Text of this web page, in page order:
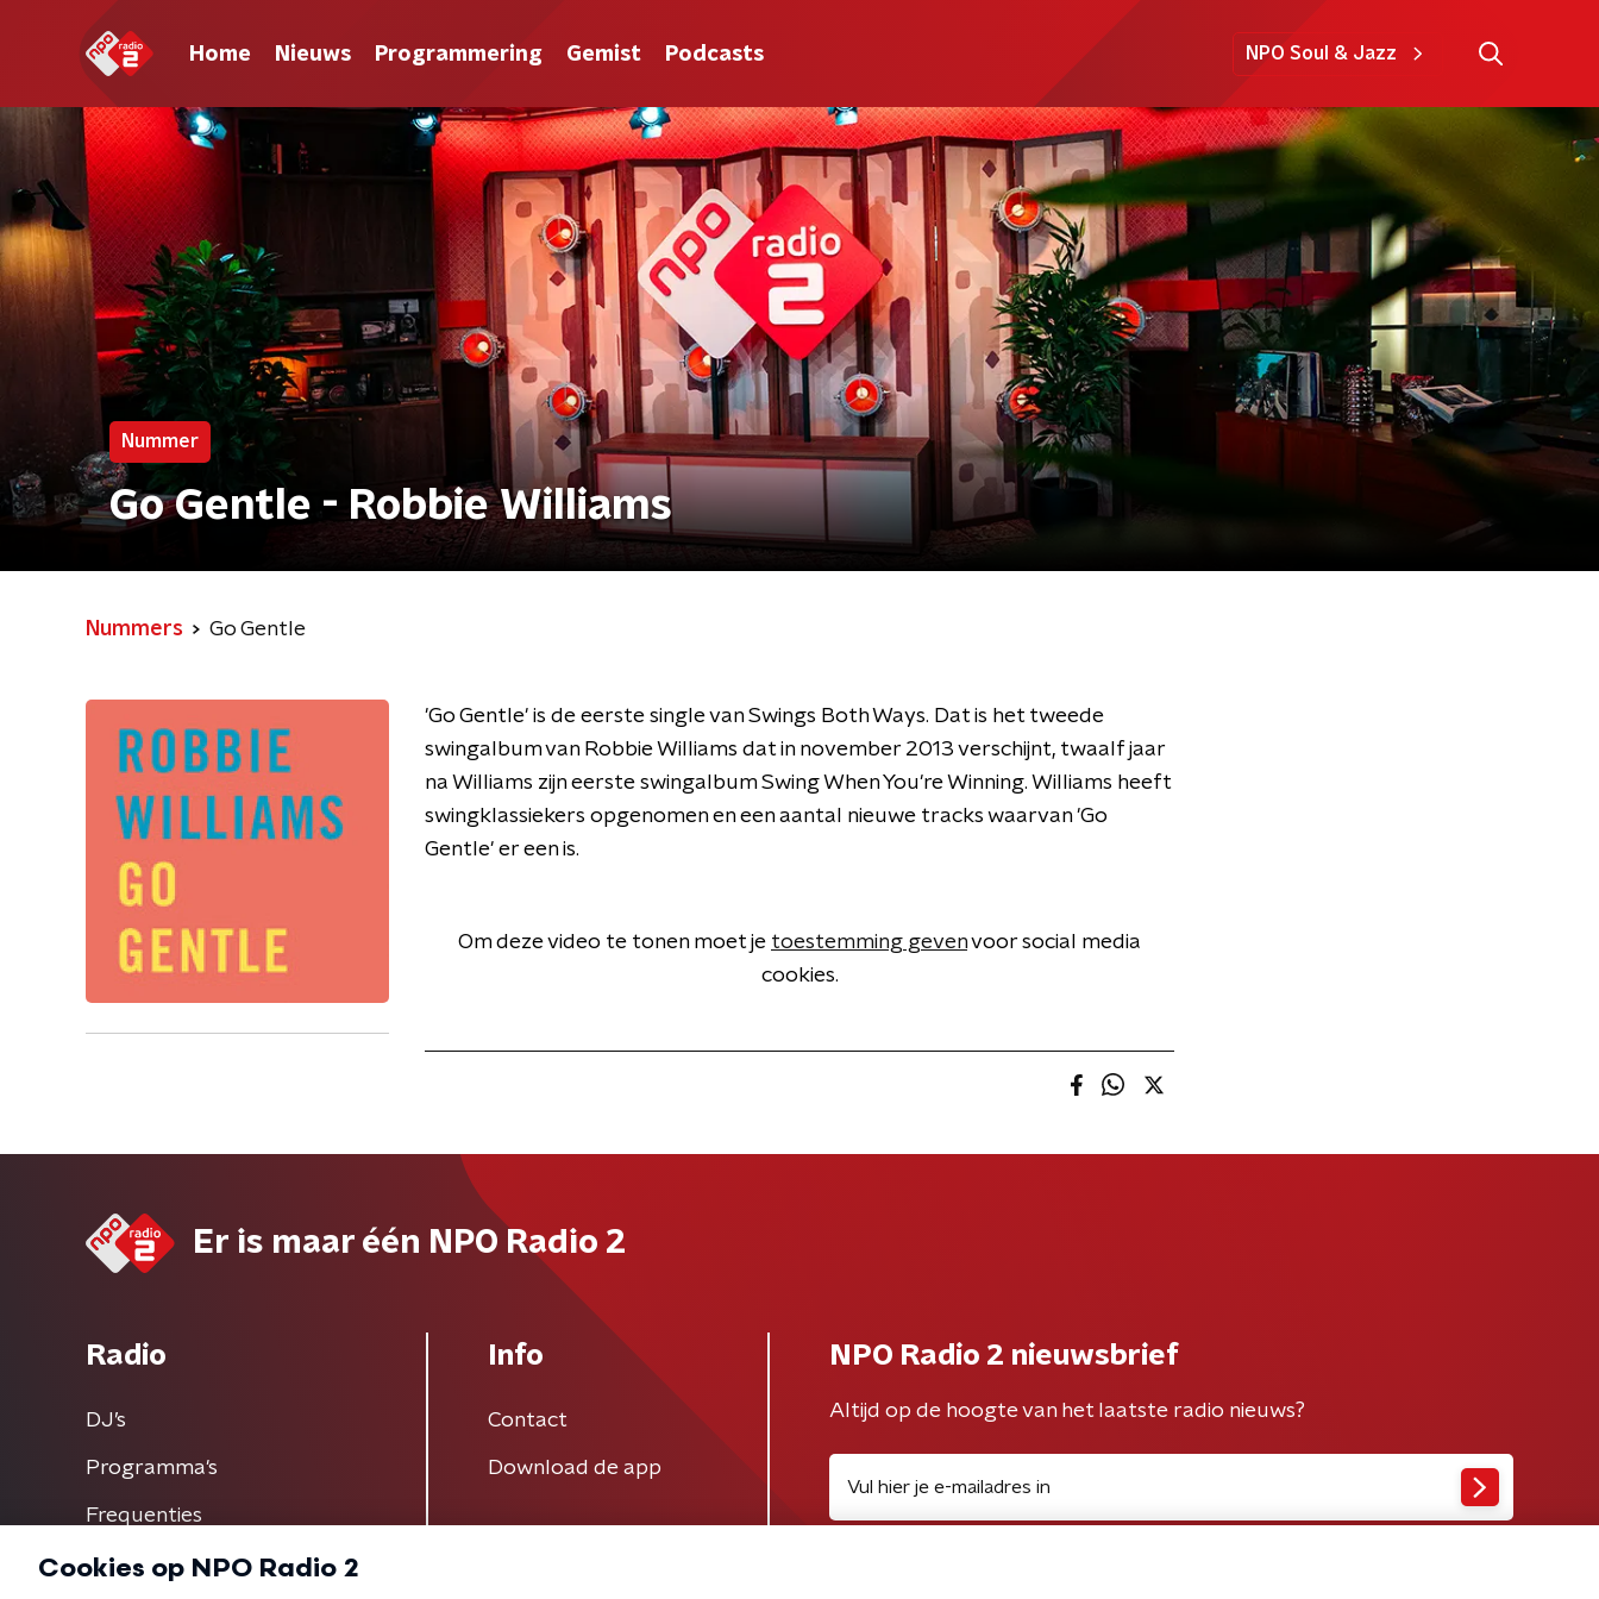
Home Nieuws Programmering Gemist Podcasts NPO Soul & Jazz
Nummer
Go Gentle - Robbie Williams
Nummers Go Gentle
'Go Gentle' is de eerste single van Swings Both Ways. Dat is het tweede
swingalbum van Robbie Williams dat in november 2013 verschijnt, twaalf jaar
na Williams zijn eerste swingalbum Swing When You're Winning. Williams heeft
swingklassiekers opgenomen en een aantal nieuwe tracks waarvan 'Go
Gentle' er een is.
Om deze video te tonen moet je toestemming gevenvoor social media
cookies.
Er is maar één NPO Radio 2
Radio
DJ’s
Programma's
Frequenties
Info
Contact
Download de app
NPO Radio 2 nieuwsbrief
Altijd op de hoogte van het laatste radio nieuws?